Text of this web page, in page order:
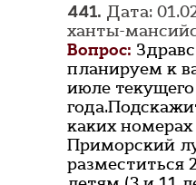
441. Дата:
ханты-
Вопрос:
планируем к
июле текущего
каких
Приморский
разместиться